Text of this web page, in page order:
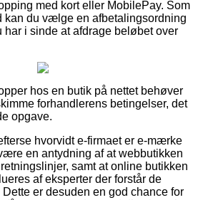
med kort eller MobilePay. Som
kan du vælge en afbetalingsordning
har i sinde at afdrage beløbet over
hos en butik på nettet behøver
forhandlerens betingelser, det
opgave.
hvorvidt e-firmaet er e-mærke
en antydning af at webbutikken
samt at online butikken
af eksperter der forstår de
er desuden en god chance for